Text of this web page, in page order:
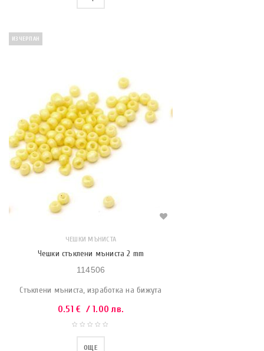
ИЗЧЕРПАН
ЧЕШКИ МЪНИСТА
Чешки стъклени мъниста 2 mm
114506
Стъклени мъниста, изработка на бижута
0.51€ / 1.00 лв.
ОЩЕ